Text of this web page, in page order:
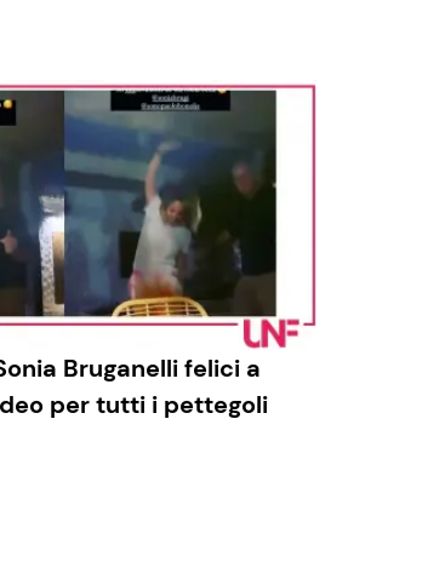
e Ricette
Consigli di Cucina
Ricette in TV
Piatti
Facili e Veloci
Bruganelli felici a
per tutti i pettegoli